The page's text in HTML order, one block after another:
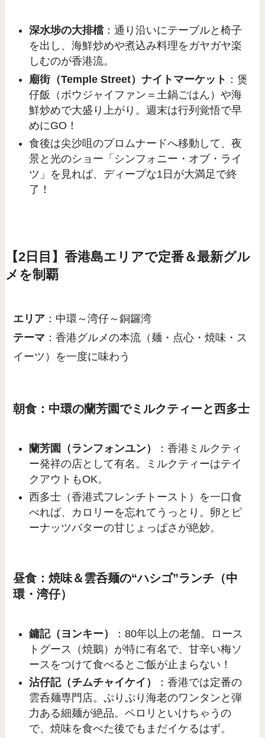
深水埗の大排檔 ：通り沿いにテーブルと椅子
を出し、海鮮炒めや煮込み料理をガヤガヤ楽
しむのが香港流。
廟街（Temple Street）ナイトマーケット ：煲
仔飯（ボウジャイファン＝土鍋ごはん）や海
鮮炒めで大盛り上がり。週末は行列覚悟で早
めにGO！
食後は尖沙咀のプロムナードへ移動して、夜
景と光のショー「シンフォニー・オブ・ライ
ツ」を見れば、ディープな1日が大満足で終
了！
【2日目】香港島エリアで定番＆最新グル
メを制覇
エリア ：中環～湾仔～銅鑼湾
テーマ ：香港グルメの本流（麺・点心・焼味・ス
イーツ）を一度に味わう
朝食：中環の蘭芳園でミルクティーと西多士
蘭芳園（ランフォンユン）
：香港ミルクティ
ー発祥の店として有名。ミルクティーはテイ
クアウトもOK。
西多士（香港式フレンチトースト）を一口食
べれば、カロリーを忘れてうっとり。卵とピ
ーナッツバターの甘じょっぱさが絶妙。
昼食：焼味＆雲呑麺の“ハシゴ”ランチ（中
環・湾仔）
鏞記（ヨンキー）
：80年以上の老舗。ロース
トグース（焼鵝）が特に有名で、甘辛い梅ソ
ースをつけて食べるとご飯が止まらない！
沾仔記（チムチャイケイ）
：香港では定番の
雲呑麺専門店。ぷりぷり海老のワンタンと弾
力ある細麺が絶品。ペロリといけちゃうの
で、焼味を食べた後でもまだイケるはず。